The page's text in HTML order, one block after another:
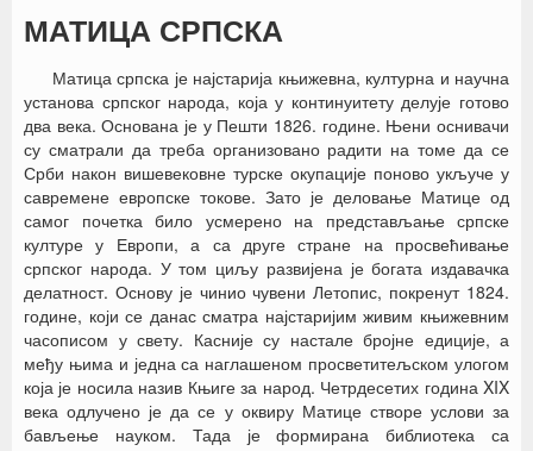
МАТИЦА СРПСКА
Матица српска је најстарија књижевна, културна и научна
установа српског народа, која у континуитету делује готово
два века. Основана је у Пешти 1826. године. Њени оснивачи
су сматрали да треба организовано радити на томе да се
Срби након вишевековне турске окупације поново укључе у
савремене европске токове. Зато је деловање Матице од
самог почетка било усмерено на представљање српске
културе у Европи, а са друге стране на просвећивање
српског народа. У том циљу развијена је богата издавачка
делатност. Основу је чинио чувени Летопис, покренут 1824.
године, који се данас сматра најстаријим живим књижевним
часописом у свету. Касније су настале бројне едиције, а
међу њима и једна са наглашеном просветитељском улогом
која је носила назив Књиге за народ. Четрдесетих година XIX
века одлучено је да се у оквиру Матице створе услови за
бављење науком. Тада је формирана библиотека са